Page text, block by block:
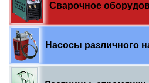
Сварочное
Насосы различного